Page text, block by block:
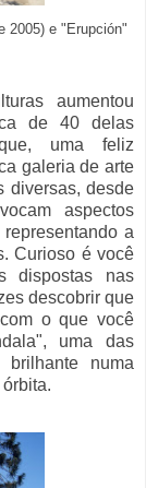
2005) e "Erupción"
aumentou
de 40 delas
uma feliz
galeria de arte
diversas, desde
aspectos
a
Curioso é você
dispostas nas
descobrir que
o que você
uma das
numa